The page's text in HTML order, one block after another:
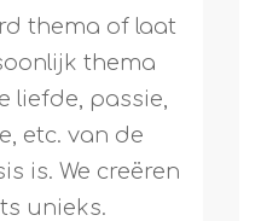
thema of laat
thema
liefde, passie,
etc. van de
is. We creëren
unieks.